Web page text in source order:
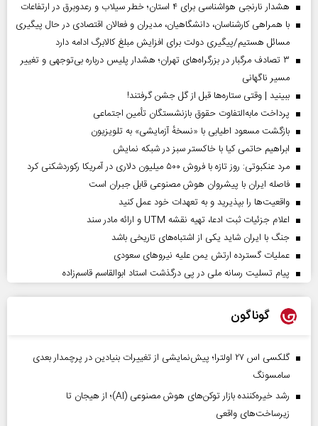
هشدار نارنجی هواشناسی برای ۴ استان؛ خطر سیلاب و رعدوبرق در ارتفاعات
با همراهی کارشناسان، دانشگاهیان، مدیران و فعالان اقتصادی در حال پیگیری
مسائل هستیم/پیگیری دولت برای افزایش مبلغ کالابرگ ادامه دارد
۳ تصادف مرگبار در بزرگراه‌های تهران؛ هشدار پلیس درباره بی‌توجهی و تغییر
مسیر ناگهانی
ببینید | وقتی ستاره‌ها قبل از گل جشن گرفتند!
پرداخت مابه‌التفاوت حقوق بازنشستگان تأمین اجتماعی
بازگشت مسعود اطیابی با «نسخهٔ آزمایشی» به تلویزیون
ابراهیم حاتمی کیا با خاکستر سبز در شبکه نمایش
مرد عنکبوتی: روز تازه با فروش ۵۰۰ میلیون دلاری در آمریکا رکوردشکنی کرد
فاصله ایران با پیشرو‌ان هوش مصنوعی قابل جبران است
واقعیت‌ها را بپذیرید و به تعهدات خود عمل کنید
اعلام جزئیات ثبت ادعا، تهیه نقشه UTM و ارائه مادر سند
جنگ با ایران شاید یکی از اشتباه‌های تاریخی باشد
عملیات گسترده ارتش یمن علیه نیروهای سعودی
پیام تسلیت رسانه ملی در پی درگذشت استاد ابوالقاسم قاسم‌زاده
گوناگون
گلکسی اس ۲۷ اولترا؛ پیش‌نمایشی از تغییرات بنیادین در پرچمدار بعدی
سامسونگ
رشد خیره‌کننده بازار توکن‌های هوش مصنوعی (AI)؛ از هیجان تا
زیرساخت‌های واقعی